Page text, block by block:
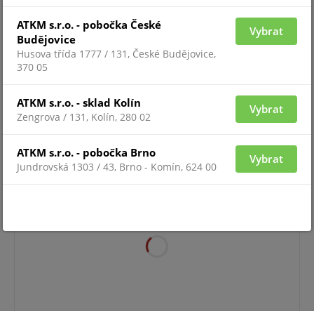
Pro zobrazení informací je nutné být přihlášený
ST-D1-METAL
ATKM s.r.o. - pobočka České
Budějovice
Husova třída 1777 / 131, České Budějovice,
370 05
Vybrat
ATKM s.r.o. - sklad Kolín
Zengrova / 131, Kolín, 280 02
Vybrat
ATKM s.r.o. - pobočka Brno
Jundrovská 1303 / 43, Brno - Komín, 624 00
Vybrat